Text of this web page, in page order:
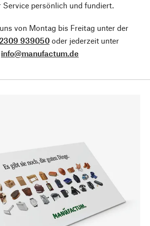
Service persönlich und fundiert.
von Montag bis Freitag unter der
939050oder jederzeit unter
info@manufactum.de